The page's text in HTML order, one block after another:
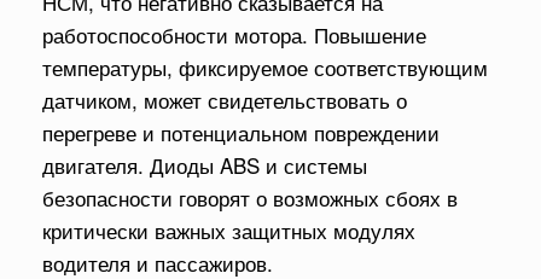
работоспособности мотора. Повышение
температуры, фиксируемое соответствующим
датчиком, может свидетельствовать о
перегреве и потенциальном повреждении
двигателя. Диоды ABS и системы
безопасности говорят о возможных сбоях в
критически важных защитных модулях
водителя и пассажиров.